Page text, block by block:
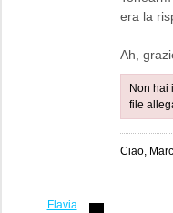
era la
Ah,
Non hai
file
Ciao,
Flavia